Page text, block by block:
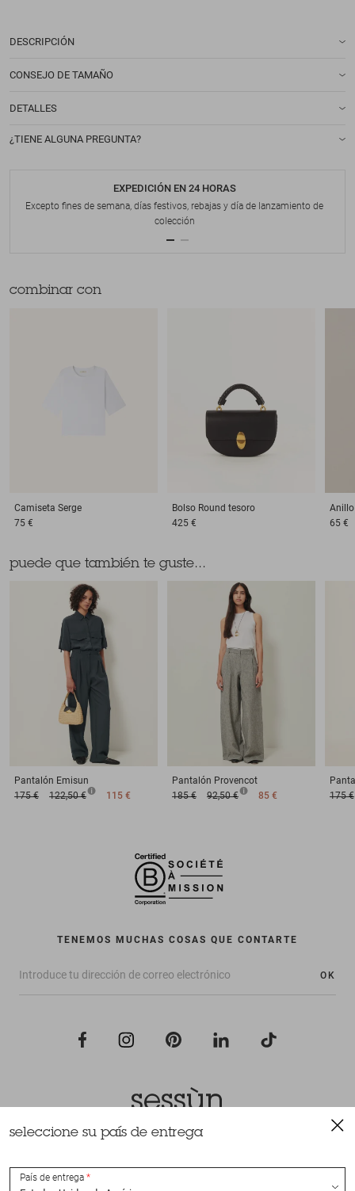
DESCRIPCIÓN
CONSEJO DE TAMAÑO
DETALLES
¿TIENE ALGUNA PREGUNTA?
EXPEDICIÓN EN 24 HORAS
Excepto fines de semana, días festivos, rebajas y día de lanzamiento de
colección
combinar con
Camiseta Serge
75 €
Bolso Round tesoro
425 €
Anillo
65 €
puede que también te guste...
Pantalón Emisun
175 €
122,50 € 115 €
Pantalón Provencot
185 €
92,50 € 85 €
175 €
TENEMOS MUCHAS COSAS QUE CONTARTE
OK
Todos los derechos reservados Sessùn 2022
seleccione su país de entrega
País de entrega